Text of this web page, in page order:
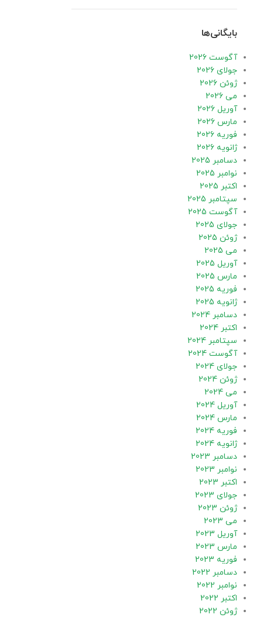
بایگانی‌ها
آگوست 2026
جولای 2026
ژوئن 2026
می 2026
آوریل 2026
مارس 2026
فوریه 2026
ژانویه 2026
دسامبر 2025
نوامبر 2025
اکتبر 2025
سپتامبر 2025
آگوست 2025
جولای 2025
ژوئن 2025
می 2025
آوریل 2025
مارس 2025
فوریه 2025
ژانویه 2025
دسامبر 2024
اکتبر 2024
سپتامبر 2024
آگوست 2024
جولای 2024
ژوئن 2024
می 2024
آوریل 2024
مارس 2024
فوریه 2024
ژانویه 2024
دسامبر 2023
نوامبر 2023
اکتبر 2023
جولای 2023
ژوئن 2023
می 2023
آوریل 2023
مارس 2023
فوریه 2023
دسامبر 2022
نوامبر 2022
اکتبر 2022
ژوئن 2022